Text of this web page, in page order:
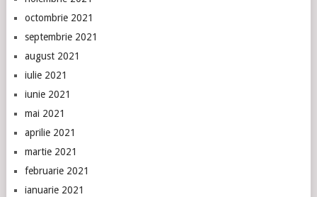
octombrie 2021
septembrie 2021
august 2021
iulie 2021
iunie 2021
mai 2021
aprilie 2021
martie 2021
februarie 2021
ianuarie 2021